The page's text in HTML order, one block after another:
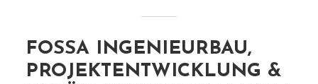
FOSSA INGENIEURBAU,
PROJEKTENTWICKLUNG &